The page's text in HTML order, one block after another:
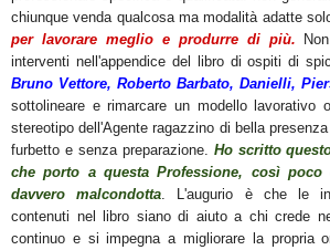
chiunque venda qualcosa ma modalità adatte
per lavorare meglio e produrre di più.
interventi nell'appendice del libro di ospiti di
Bruno Vettore, Roberto Barbato, Danielli,
sottolineare e rimarcare un modello lavorativo
stereotipo dell'Agente ragazzino di bella
furbetto e senza preparazione. Ho scritto
che porto a questa Professione, così poco
davvero malcondotta . L'augurio è che le
contenuti nel libro siano di aiuto a chi crede
continuo e si impegna a migliorare la propria